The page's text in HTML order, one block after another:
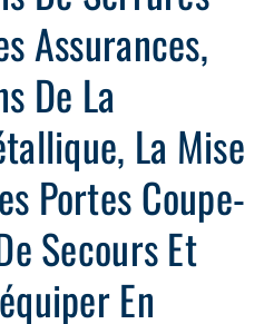
Assurances,
De La
La Mise
Portes Coupe-
Secours Et
En